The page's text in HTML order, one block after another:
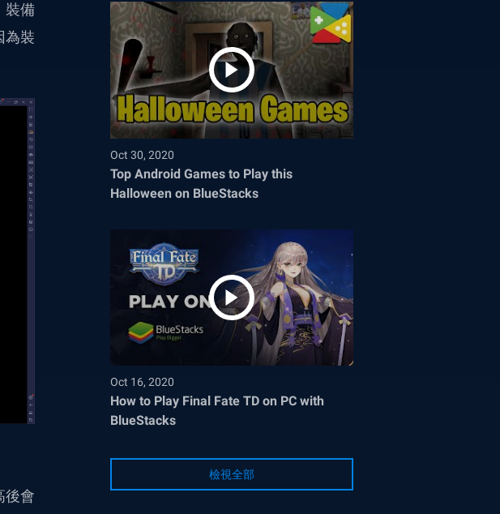
裝備
為裝
後會
Oct 30, 2020
Top Android Games to Play this
Halloween on BlueStacks
Oct 16, 2020
How to Play Final Fate TD on PC with
BlueStacks
檢視全部